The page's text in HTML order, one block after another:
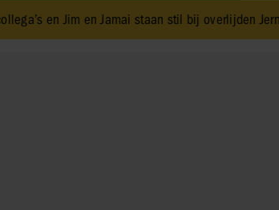
Jamai staan stil bij overlijden Jerney Kaagman•